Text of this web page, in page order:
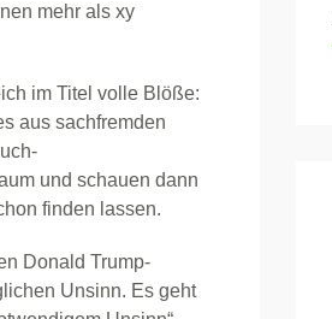
mehr als xy
im Titel volle Blöße:
aus sachfremden
und schauen dann
finden lassen.
Donald Trump-
Unsinn. Es geht